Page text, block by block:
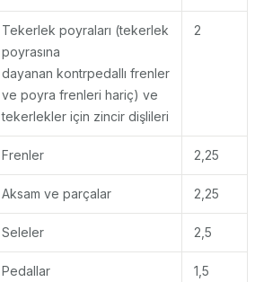
Tekerlek poyraları (tekerlek
poyrasına
dayanan kontrpedallı frenler
ve poyra frenleri hariç) ve
tekerlekler için zincir dişlileri
2
Frenler 2,25
Aksam ve parçalar 2,25
Seleler 2,5
Pedallar 1,5